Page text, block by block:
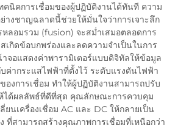
คนิคการเชื่อมของผู้ปฏิบัติงานได้ทันที ความ
างชาญฉลาดนี้ช่วยให้มั่นใจว่าการเจาะลึก
ลอมรวม (fusion) จะสม่ำเสมอตลอดการ
เกิดข้อบกพร่องและลดความจำเป็นในการ
จอแสดงค่าพารามิเตอร์แบบดิจิทัลให้ข้อมูล
ค่ากระแสไฟฟ้าที่ตั้งไว้ ระดับแรงดันไฟฟ้า
งการเชื่อม ทำให้ผู้ปฏิบัติงานสามารถปรับ
ได้ผลลัพธ์ที่ดีที่สุด คุณลักษณะการควบคุม
ยนเครื่องเชื่อม AC และ DC ให้กลายเป็น
ที่สามารถสร้างคุณภาพการเชื่อมที่เหนือกว่า